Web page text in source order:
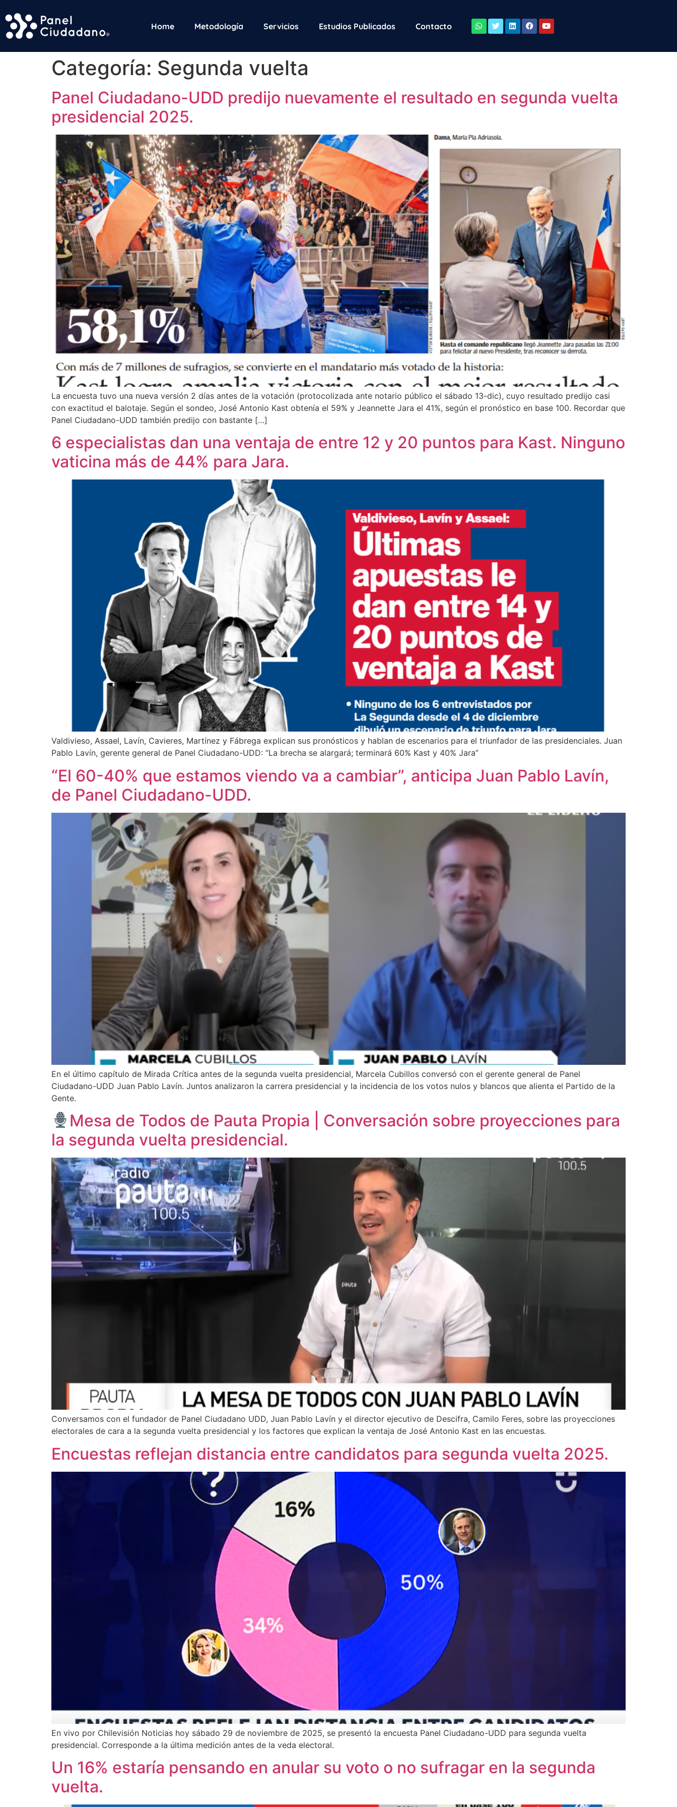
Home Metodología Servicios Estudios Publicados Contacto
Categoría: Segunda vuelta
Panel Ciudadano-UDD predijo nuevamente el resultado en segunda vuelta
presidencial 2025.
La encuesta tuvo una nueva versión 2 días antes de la votación (protocolizada ante notario público el sábado 13-dic), cuyo resultado predijo casi
con exactitud el balotaje. Según el sondeo, José Antonio Kast obtenía el 59% y Jeannette Jara el 41%, según el pronóstico en base 100. Recordar que
Panel Ciudadano-UDD también predijo con bastante […]
6 especialistas dan una ventaja de entre 12 y 20 puntos para Kast. Ninguno
vaticina más de 44% para Jara.
Valdivieso, Assael, Lavín, Cavieres, Martínez y Fábrega explican sus pronósticos y hablan de escenarios para el triunfador de las presidenciales. Juan
Pablo Lavín, gerente general de Panel Ciudadano-UDD: “La brecha se alargará; terminará 60% Kast y 40% Jara”
“El 60-40% que estamos viendo va a cambiar”, anticipa Juan Pablo Lavín,
de Panel Ciudadano-UDD.
En el último capítulo de Mirada Crítica antes de la segunda vuelta presidencial, Marcela Cubillos conversó con el gerente general de Panel
Ciudadano-UDD Juan Pablo Lavín. Juntos analizaron la carrera presidencial y la incidencia de los votos nulos y blancos que alienta el Partido de la
Gente.
Mesa de Todos de Pauta Propia | Conversación sobre proyecciones para
la segunda vuelta presidencial.
Conversamos con el fundador de Panel Ciudadano UDD, Juan Pablo Lavín y el director ejecutivo de Descifra, Camilo Feres, sobre las proyecciones
electorales de cara a la segunda vuelta presidencial y los factores que explican la ventaja de José Antonio Kast en las encuestas.
Encuestas reflejan distancia entre candidatos para segunda vuelta 2025.
En vivo por Chilevisión Noticias hoy sábado 29 de noviembre de 2025, se presentó la encuesta Panel Ciudadano-UDD para segunda vuelta
presidencial. Corresponde a la última medición antes de la veda electoral.
Un 16% estaría pensando en anular su voto o no sufragar en la segunda
vuelta.